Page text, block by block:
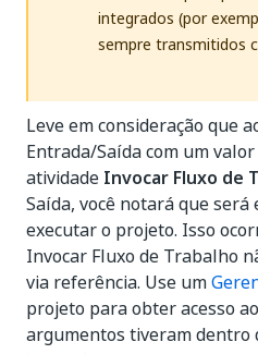
integrados (por
sempre transmitidos
Leve em consideração que
Entrada/Saída com um
atividade Invocar Fluxo de
Saída, você notará que
executar o projeto. Isso
Invocar Fluxo de Trabalho
via referência. Use um
projeto para obter acesso
argumentos tiveram dentro